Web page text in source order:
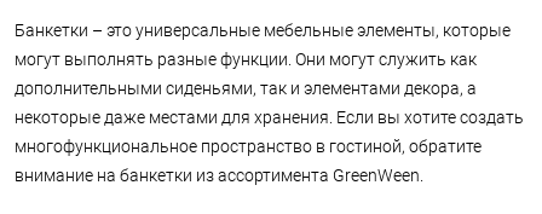
Банкетки – это универсальные мебельные элементы, которые
могут выполнять разные функции. Они могут служить как
дополнительными сиденьями, так и элементами декора, а
некоторые даже местами для хранения. Если вы хотите создать
многофункциональное пространство в гостиной, обратите
внимание на банкетки из ассортимента GreenWeen.